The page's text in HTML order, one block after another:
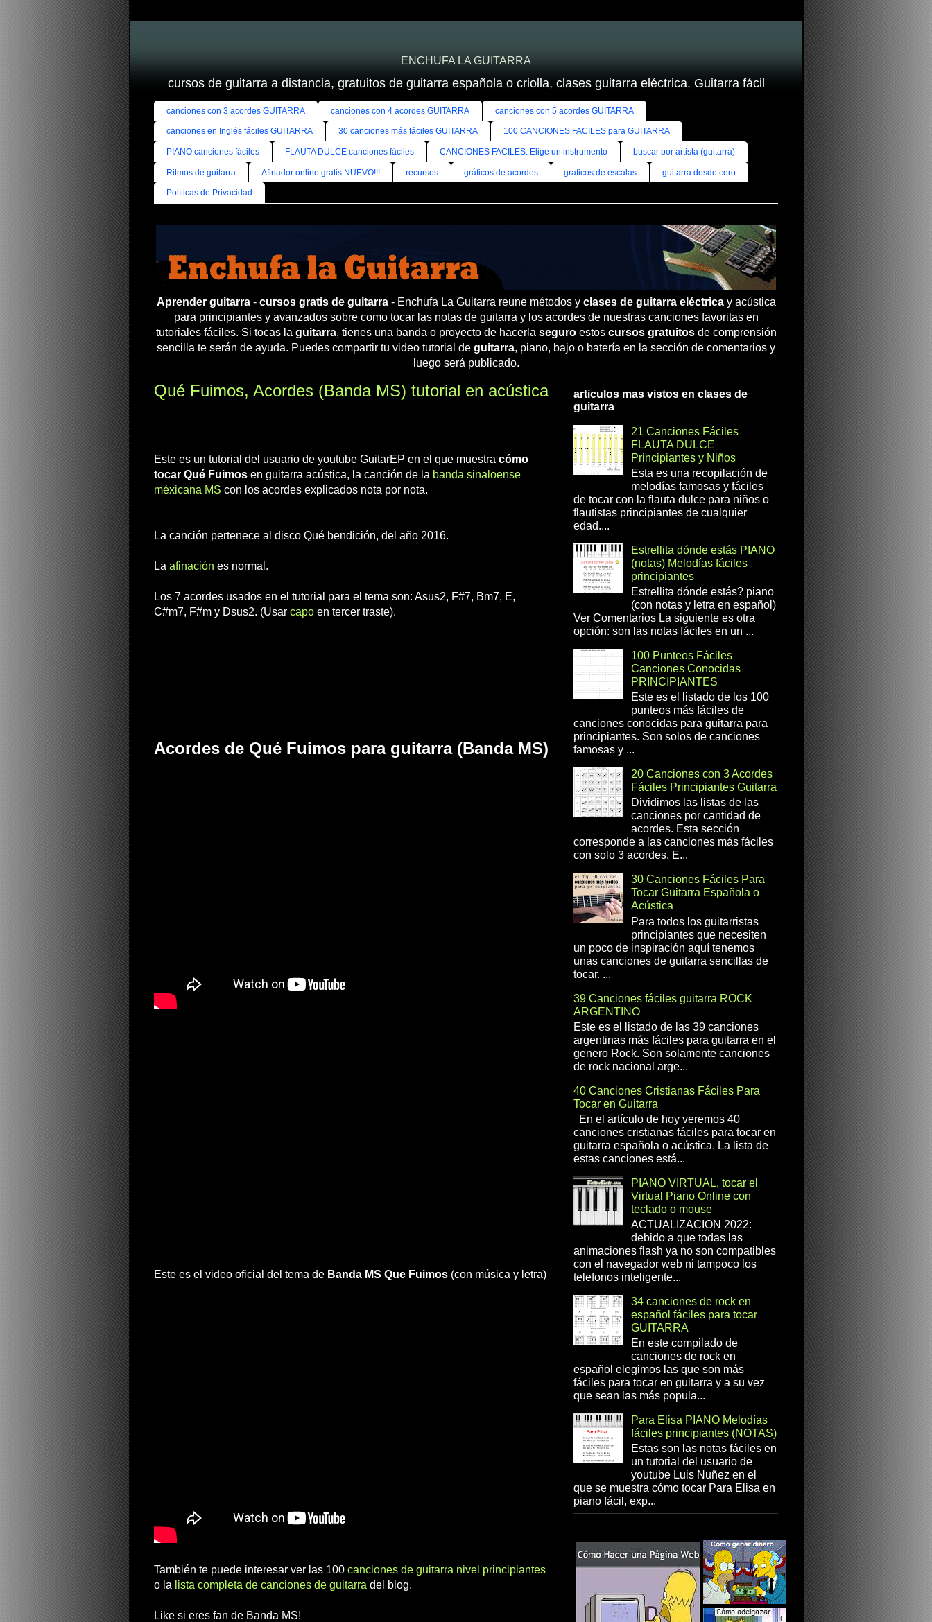
ENCHUFA LA GUITARRA
cursos de guitarra a distancia, gratuitos de guitarra española o criolla, clases guitarra eléctrica. Guitarra fácil
canciones con 3 acordes GUITARRA canciones con 4 acordes GUITARRA canciones con 5 acordes GUITARRA
canciones en Inglés fáciles GUITARRA 30 canciones más fáciles GUITARRA 100 CANCIONES FACILES para GUITARRA
PIANO canciones fáciles FLAUTA DULCE canciones fáciles CANCIONES FACILES: Elige un instrumento buscar por artista (guitarra)
Ritmos de guitarra Afinador online gratis NUEVO!!! recursos gráficos de acordes graficos de escalas guitarra desde cero
Políticas de Privacidad
Aprender guitarra- cursos gratis de guitarra- Enchufa La Guitarra reune métodos y clases de guitarra eléctricay acústica
para principiantes y avanzados sobre como tocar las notas de guitarra y los acordes de nuestras canciones favoritas en
tutoriales fáciles. Si tocas la guitarra, tienes una banda o proyecto de hacerla seguroestos cursos gratuitosde comprensión
sencilla te serán de ayuda. Puedes compartir tu video tutorial de guitarra, piano, bajo o batería en la sección de comentarios y
luego será publicado.
Qué Fuimos, Acordes (Banda MS) tutorial en acústica
Este es un tutorial del usuario de youtube GuitarEP en el que muestra cómo
tocar Qué Fuimos en guitarra acústica, la canción de la banda sinaloense
méxicana MS con los acordes explicados nota por nota.
La canción pertenece al disco Qué bendición, del año 2016.
La afinación es normal.
Los 7 acordes usados en el tutorial para el tema son: Asus2, F#7, Bm7, E,
C#m7, F#m y Dsus2. (Usar capo en tercer traste).
Acordes de Qué Fuimos para guitarra (Banda MS)
Este es el video oficial del tema de Banda MS Que Fuimos (con música y letra)
También te puede interesar ver las 100 canciones de guitarra nivel principiantes
o la lista completa de canciones de guitarra del blog.
Like si eres fan de Banda MS!
articulos mas vistos en clases de
guitarra
21 Canciones Fáciles
FLAUTA DULCE
Principiantes y Niños
Esta es una recopilación de
melodías famosas y fáciles
de tocar con la flauta dulce para niños o
flautistas principiantes de cualquier
edad....
Estrellita dónde estás PIANO
(notas) Melodías fáciles
principiantes
Estrellita dónde estás? piano
(con notas y letra en español)
Ver Comentarios La siguiente es otra
opción: son las notas fáciles en un ...
100 Punteos Fáciles
Canciones Conocidas
PRINCIPIANTES
Este es el listado de los 100
punteos más fáciles de
canciones conocidas para guitarra para
principiantes. Son solos de canciones
famosas y ...
20 Canciones con 3 Acordes
Fáciles Principiantes Guitarra
Dividimos las listas de las
canciones por cantidad de
acordes. Esta sección
corresponde a las canciones más fáciles
con solo 3 acordes. E...
30 Canciones Fáciles Para
Tocar Guitarra Española o
Acústica
Para todos los guitarristas
principiantes que necesiten
un poco de inspiración aquí tenemos
unas canciones de guitarra sencillas de
tocar. ...
39 Canciones fáciles guitarra ROCK
ARGENTINO
Este es el listado de las 39 canciones
argentinas más fáciles para guitarra en el
genero Rock. Son solamente canciones
de rock nacional arge...
40 Canciones Cristianas Fáciles Para
Tocar en Guitarra
En el artículo de hoy veremos 40
canciones cristianas fáciles para tocar en
guitarra española o acústica. La lista de
estas canciones está...
PIANO VIRTUAL, tocar el
Virtual Piano Online con
teclado o mouse
ACTUALIZACION 2022:
debido a que todas las
animaciones flash ya no son compatibles
con el navegador web ni tampoco los
telefonos inteligente...
34 canciones de rock en
español fáciles para tocar
GUITARRA
En este compilado de
canciones de rock en
español elegimos las que son más
fáciles para tocar en guitarra y a su vez
que sean las más popula...
Para Elisa PIANO Melodías
fáciles principiantes (NOTAS)
Estas son las notas fáciles en
un tutorial del usuario de
youtube Luis Nuñez en el
que se muestra cómo tocar Para Elisa en
piano fácil, exp...